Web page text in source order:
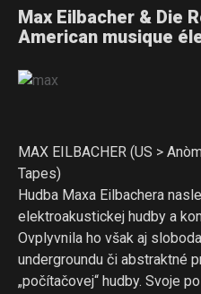
Max Eilbacher & Die
American musique
MAX EILBACHER (US >
Tapes)
Hudba Maxa Eilbachera
elektroakustickej hudby a
Ovplyvnila ho však aj
undergroundu či abstraktné
„počítačovej“ hudby. Svoje